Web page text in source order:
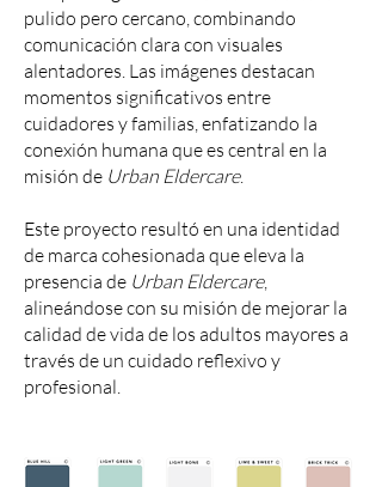
pulido pero cercano, combinando
comunicación clara con visuales
alentadores. Las imágenes destacan
momentos significativos entre
cuidadores y familias, enfatizando la
conexión humana que es central en la
misión de Urban Eldercare.
Este proyecto resultó en una identidad
de marca cohesionada que eleva la
presencia de Urban Eldercare,
alineándose con su misión de mejorar la
calidad de vida de los adultos mayores a
través de un cuidado reflexivo y
profesional.